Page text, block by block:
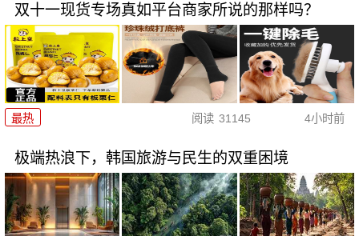
双十一现货专场真如平台商家所说的那样吗？
最热 阅读 31145 4小时前
极端热浪下，韩国旅游与民生的双重困境